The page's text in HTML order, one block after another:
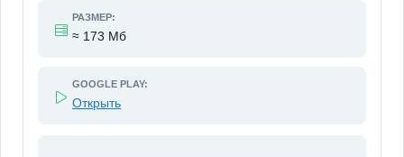
РАЗМЕР:
≈ 173 Мб
GOOGLE PLAY:
Открыть